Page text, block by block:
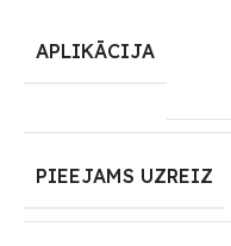
APLIKĀCIJA
PIEEJAMS UZREIZ